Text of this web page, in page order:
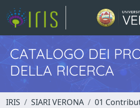
CATALOGO DEI
DELLA RICERCA
IRIS SIARI VERONA
01